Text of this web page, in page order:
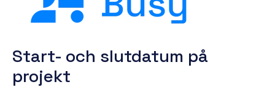
Start- och slutdatum på
projekt